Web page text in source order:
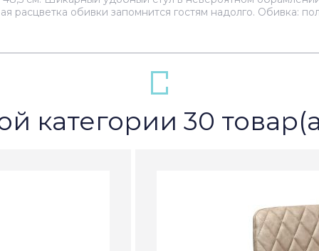
расцветка обивки запомнится гостям надолго. Обивка:
категории 30